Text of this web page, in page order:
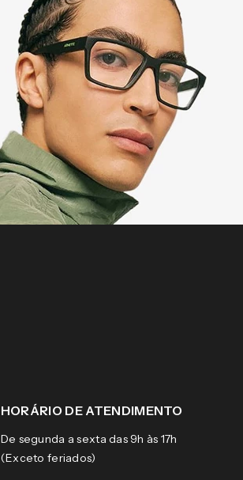
HORÁRIO DE ATENDIMENTO
De segunda a sexta das 9h às 17h
(Exceto feriados)